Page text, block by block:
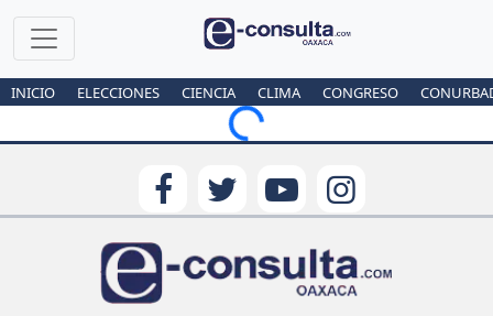
INICIO ELECCIONES CIENCIA CLIMA CONGRESO
Loading...